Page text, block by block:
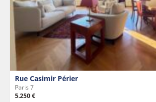
Rue Casimir Périer
Paris 7
5.250 €